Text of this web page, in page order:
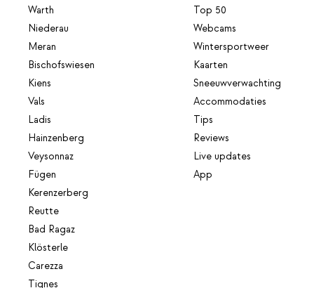
Warth
Niederau
Meran
Bischofswiesen
Kiens
Vals
Ladis
Hainzenberg
Veysonnaz
Fügen
Kerenzerberg
Reutte
Bad Ragaz
Klösterle
Carezza
Tignes
Top 50
Webcams
Wintersportweer
Kaarten
Sneeuwverwachting
Accommodaties
Tips
Reviews
Live updates
App